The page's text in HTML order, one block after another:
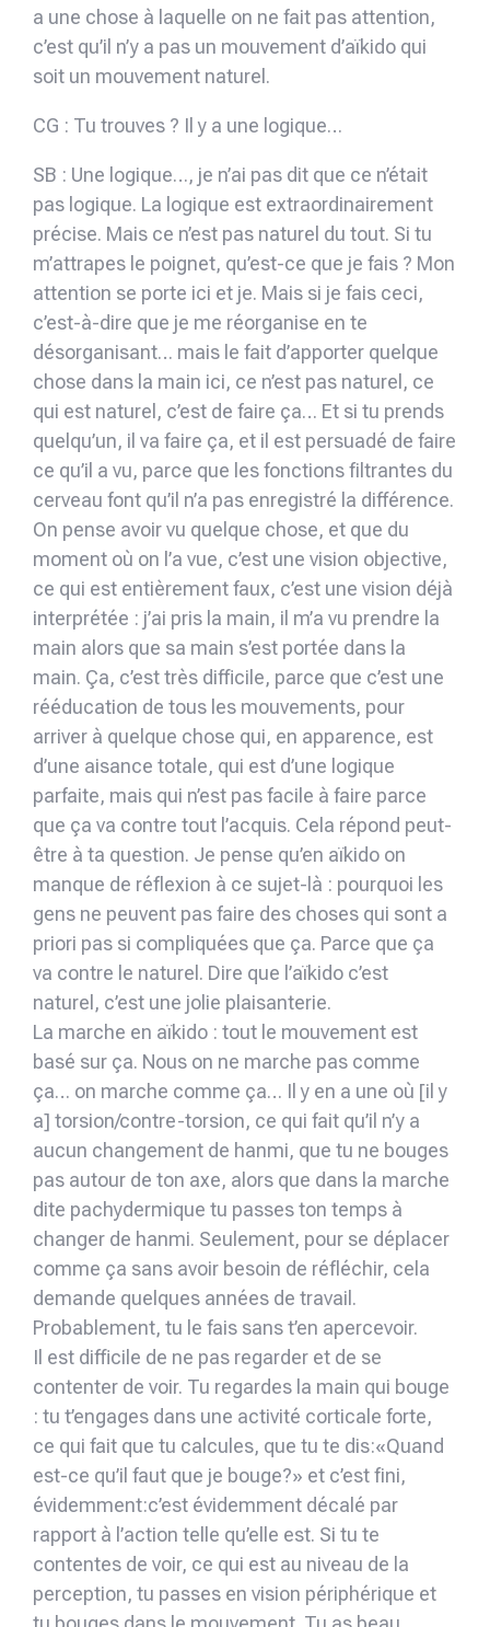
a une chose à laquelle on ne fait pas attention,
c’est qu’il n’y a pas un mouvement d’aïkido qui
soit un mouvement naturel.
CG : Tu trouves ? Il y a une logique…
SB : Une logique…, je n’ai pas dit que ce n’était
pas logique. La logique est extraordinairement
précise. Mais ce n’est pas naturel du tout. Si tu
m’attrapes le poignet, qu’est-ce que je fais ? Mon
attention se porte ici et je. Mais si je fais ceci,
c’est-à-dire que je me réorganise en te
désorganisant… mais le fait d’apporter quelque
chose dans la main ici, ce n’est pas naturel, ce
qui est naturel, c’est de faire ça… Et si tu prends
quelqu’un, il va faire ça, et il est persuadé de faire
ce qu’il a vu, parce que les fonctions filtrantes du
cerveau font qu’il n’a pas enregistré la différence.
On pense avoir vu quelque chose, et que du
moment où on l’a vue, c’est une vision objective,
ce qui est entièrement faux, c’est une vision déjà
interprétée : j’ai pris la main, il m’a vu prendre la
main alors que sa main s’est portée dans la
main. Ça, c’est très difficile, parce que c’est une
rééducation de tous les mouvements, pour
arriver à quelque chose qui, en apparence, est
d’une aisance totale, qui est d’une logique
parfaite, mais qui n’est pas facile à faire parce
que ça va contre tout l’acquis. Cela répond peut-
être à ta question. Je pense qu’en aïkido on
manque de réflexion à ce sujet-là : pourquoi les
gens ne peuvent pas faire des choses qui sont a
priori pas si compliquées que ça. Parce que ça
va contre le naturel. Dire que l’aïkido c’est
naturel, c’est une jolie plaisanterie.
La marche en aïkido : tout le mouvement est
basé sur ça. Nous on ne marche pas comme
ça… on marche comme ça… Il y en a une où [il y
a] torsion/contre-torsion, ce qui fait qu’il n’y a
aucun changement de hanmi, que tu ne bouges
pas autour de ton axe, alors que dans la marche
dite pachydermique tu passes ton temps à
changer de hanmi. Seulement, pour se déplacer
comme ça sans avoir besoin de réfléchir, cela
demande quelques années de travail.
Probablement, tu le fais sans t’en apercevoir.
Il est difficile de ne pas regarder et de se
contenter de voir. Tu regardes la main qui bouge
: tu t’engages dans une activité corticale forte,
ce qui fait que tu calcules, que tu te dis:«Quand
est-ce qu’il faut que je bouge?» et c’est fini,
évidemment:c’est évidemment décalé par
rapport à l’action telle qu’elle est. Si tu te
contentes de voir, ce qui est au niveau de la
perception, tu passes en vision périphérique et